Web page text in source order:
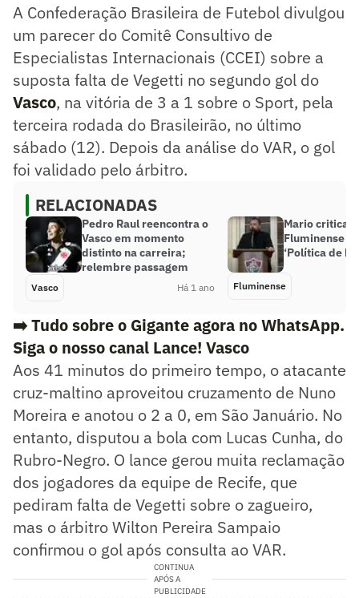
A Confederação Brasileira de Futebol divulgou
um parecer do Comitê Consultivo de
Especialistas Internacionais (CCEI) sobre a
suposta falta de Vegetti no segundo gol do
Vasco, na vitória de 3 a 1 sobre o Sport, pela
terceira rodada do Brasileirão, no último
sábado (12). Depois da análise do VAR, o gol
foi validado pelo árbitro.
RELACIONADAS
Pedro Raul reencontra o
Vasco em momento
distinto na carreira;
relembre passagem
Vasco Há 1 ano
Mario critica
Fluminense e
‘Política de
Fluminense
➡️ Tudo sobre o Gigante agora no WhatsApp.
Siga o nosso canal Lance! Vasco
Aos 41 minutos do primeiro tempo, o atacante
cruz-maltino aproveitou cruzamento de Nuno
Moreira e anotou o 2 a 0, em São Januário. No
entanto, disputou a bola com Lucas Cunha, do
Rubro-Negro. O lance gerou muita reclamação
dos jogadores da equipe de Recife, que
pediram falta de Vegetti sobre o zagueiro,
mas o árbitro Wilton Pereira Sampaio
confirmou o gol após consulta ao VAR.
CONTINUA
APÓS A
PUBLICIDADE